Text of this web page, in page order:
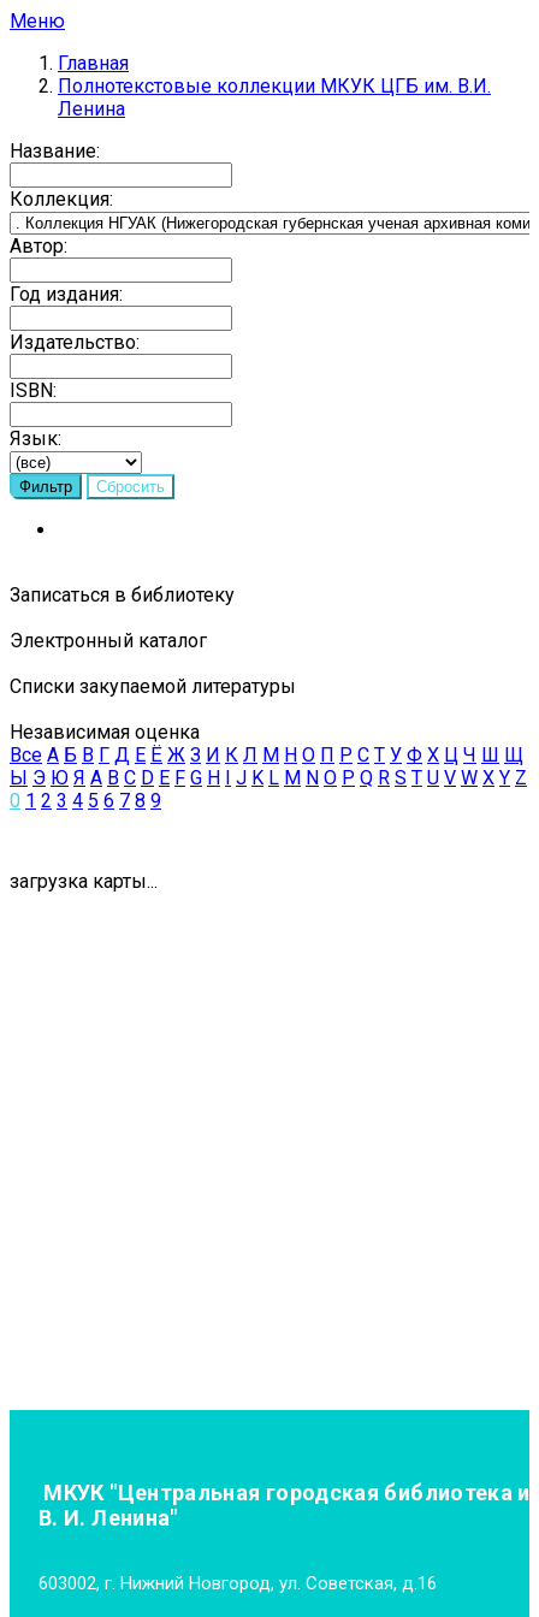
Меню
Главная
Полнотекстовые коллекции МКУК ЦГБ им. В.И.
Ленина
Название:
Коллекция:
Автор:
Год издания:
Издательство:
ISBN:
Язык:
Записаться в библиотеку
Электронный каталог
Списки закупаемой литературы
Независимая оценка
Все А Б В Г Д Е Ё Ж З И К Л М Н О П Р С Т У Ф Х Ц Ч Ш Щ
Ы Э Ю Я A B C D E F G H I J K L M N O P Q R S T U V W X Y Z
0 1 2 3 4 5 6 7 8 9
загрузка карты...
МКУК "Центральная городская библиотека
В. И. Ленина"
603002, г. Нижний Новгород, ул. Советская, д.16